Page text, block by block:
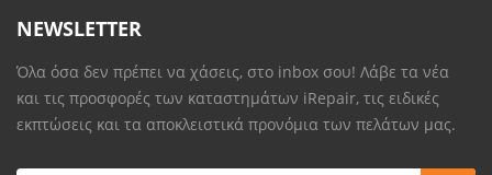
NEWSLETTER
Όλα όσα δεν πρέπει να χάσεις, στο inbox σου! Λάβε τα νέα
και τις προσφορές των καταστημάτων iRepair, τις ειδικές
εκπτώσεις και τα αποκλειστικά προνόμια των πελάτων μας.